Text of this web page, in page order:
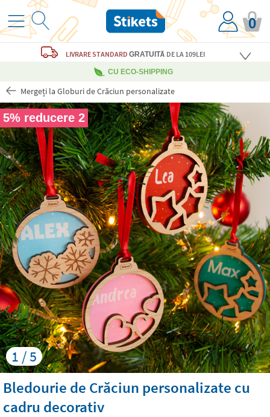
0
LIVRARE STANDARD GRATUITĂ DE LA 109LEI
CU ECO-SHIPPING
Mergeți la Globuri de Crăciun personalizate
1 / 5
5% reducere 2
Bledourie de Crăciun personalizate cu
cadru decorativ